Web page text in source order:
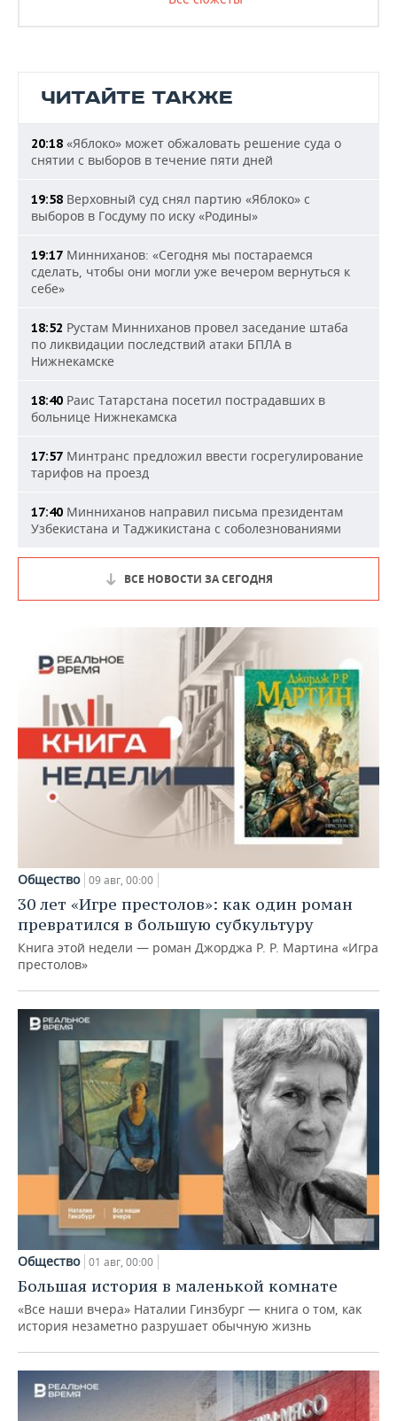
ЧИТАЙТЕ ТАКЖЕ
20:18 «Яблоко» может обжаловать решение суда о
снятии с выборов в течение пяти дней
19:58 Верховный суд снял партию «Яблоко» с
выборов в Госдуму по иску «Родины»
19:17 Минниханов: «Сегодня мы постараемся
сделать, чтобы они могли уже вечером вернуться к
себе»
18:52 Рустам Минниханов провел заседание штаба
по ликвидации последствий атаки БПЛА в
Нижнекамске
18:40 Раис Татарстана посетил пострадавших в
больнице Нижнекамска
17:57 Минтранс предложил ввести госрегулирование
тарифов на проезд
17:40 Минниханов направил письма президентам
Узбекистана и Таджикистана с соболезнованиями
ВСЕ НОВОСТИ ЗА СЕГОДНЯ
Общество 09 авг, 00:00
30 лет «Игре престолов»: как один роман
превратился в большую субкультуру
Книга этой недели — роман Джорджа Р. Р. Мартина «Игра
престолов»
Общество 01 авг, 00:00
Большая история в маленькой комнате
«Все наши вчера» Наталии Гинзбург — книга о том, как
история незаметно разрушает обычную жизнь